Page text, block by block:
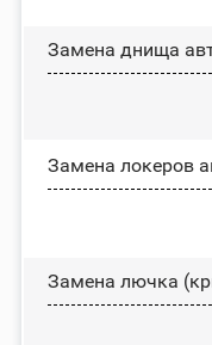
Замена днища
Замена лoĸepoв
Замена лючка